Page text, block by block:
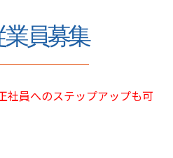
員募集
社員へのステップアップも可